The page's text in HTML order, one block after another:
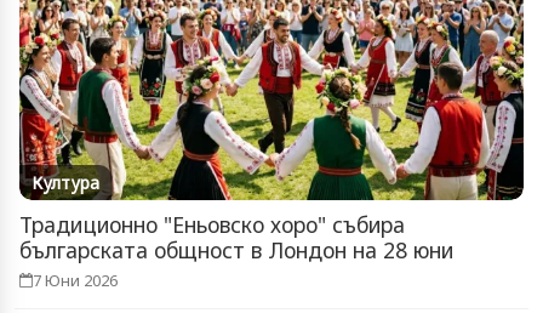
Култура
Традиционно "Еньовско хоро" събира
българската общност в Лондон на 28 юни
7 Юни 2026